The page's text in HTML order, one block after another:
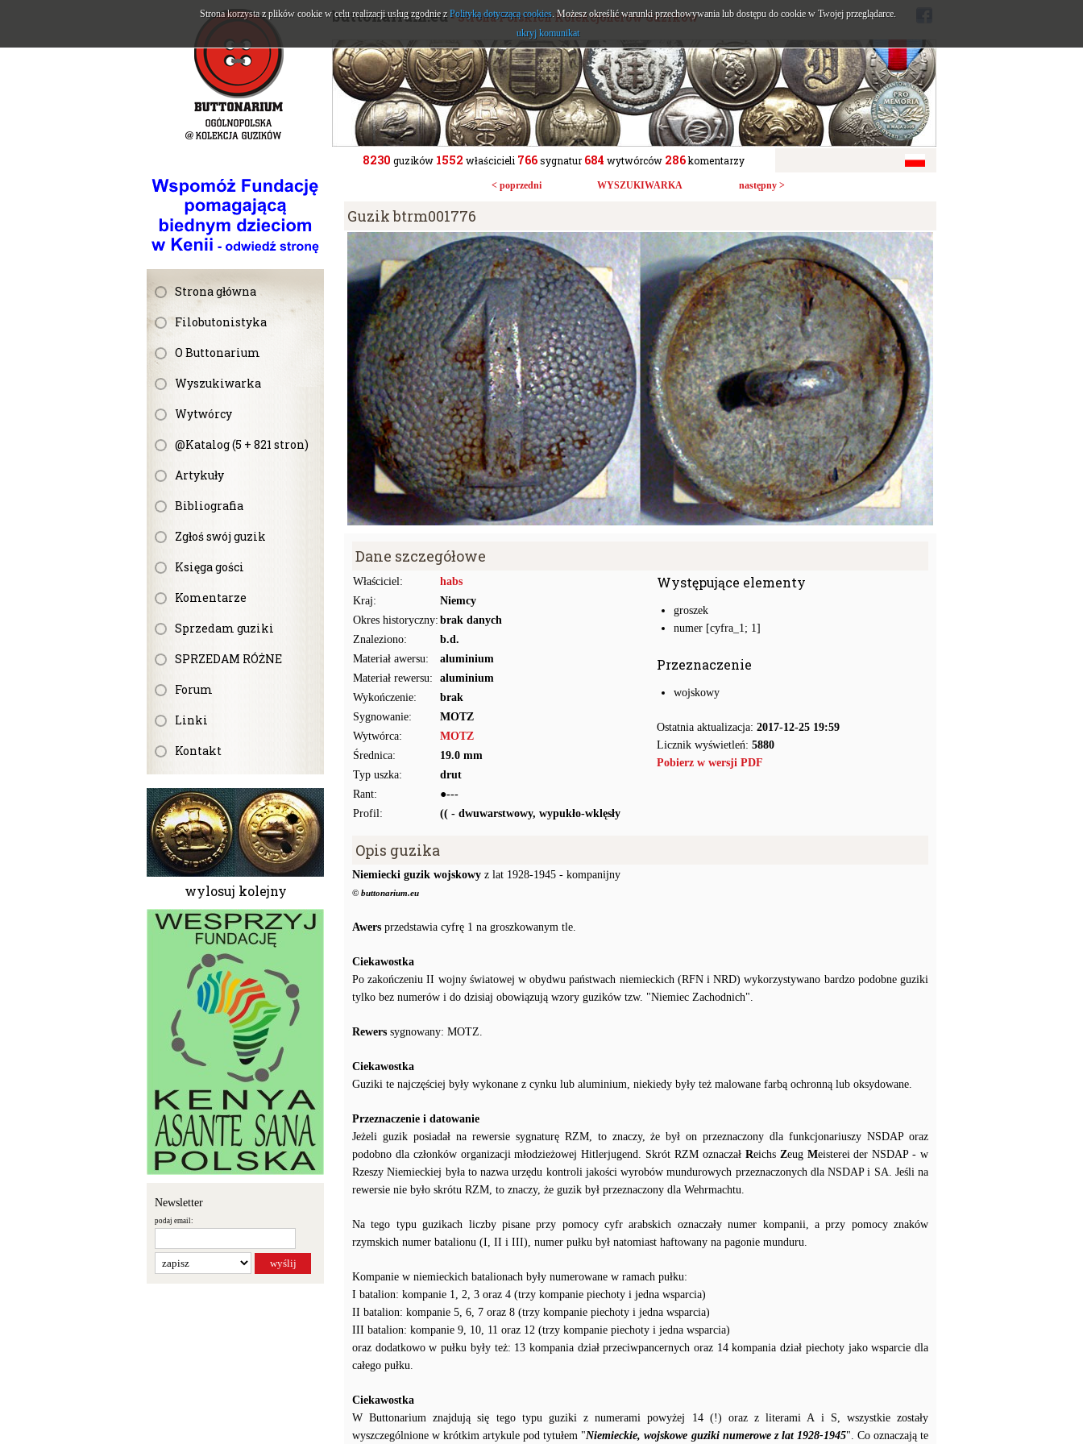
Strona główna
Filobutonistyka
O Buttonarium
Wyszukiwarka
Wytwórcy
@Katalog (5 + 821 stron)
Artykuły
Bibliografia
Zgłoś swój guzik
Księga gości
Komentarze
Sprzedam guziki
SPRZEDAM RÓŻNE
Forum
Linki
Kontakt
wylosuj kolejny
Newsletter
podaj email:
buttonarium.eu- Strona Polskich Kolekcjonerów Guzików
8230 guzików 1552 właścicieli 766sygnatur684 wytwórców 286komentarzy
< poprzedni WYSZUKIWARKA następny >
Guzik btrm001776
Dane szczegółowe
Właściciel:
habs
Kraj:
Niemcy
Okres historyczny: brak danych
Znaleziono:
b.d.
Materiał awersu:
aluminium
Materiał rewersu:
aluminium
Wykończenie:
brak
Sygnowanie:
MOTZ
Wytwórca:
MOTZ
Średnica:
19.0 mm
Typ uszka:
drut
Rant:
●---
Profil:
(( - dwuwarstwowy, wypukło-wklęsły
Występujące elementy
groszek
numer [cyfra_1; 1]
Przeznaczenie
wojskowy
Ostatnia aktualizacja: 2017-12-25 19:59
Licznik wyświetleń: 5880
Pobierz w wersji PDF
Opis guzika
Niemiecki guzik wojskowy z lat 1928-1945 - kompanijny
© buttonarium.eu
Awers przedstawia cyfrę 1 na groszkowanym tle.
Ciekawostka
Po zakończeniu II wojny światowej w obydwu państwach niemieckich (RFN i NRD) wykorzystywano bardzo podobne guziki
tylko bez numerów i do dzisiaj obowiązują wzory guzików tzw. "Niemiec Zachodnich".
Rewers sygnowany: MOTZ.
Ciekawostka
Guziki te najczęściej były wykonane z cynku lub aluminium, niekiedy były też malowane farbą ochronną lub oksydowane.
Przeznaczenie i datowanie
Jeżeli guzik posiadał na rewersie sygnaturę RZM, to znaczy, że był on przeznaczony dla funkcjonariuszy NSDAP oraz
podobno dla członków organizacji młodzieżowej Hitlerjugend. Skrót RZM oznaczał Reichs Zeug Meisterei der NSDAP - w
Rzeszy Niemieckiej była to nazwa urzędu kontroli jakości wyrobów mundurowych przeznaczonych dla NSDAP i SA. Jeśli na
rewersie nie było skrótu RZM, to znaczy, że guzik był przeznaczony dla Wehrmachtu.
Na tego typu guzikach liczby pisane przy pomocy cyfr arabskich oznaczały numer kompanii, a przy pomocy znaków
rzymskich numer batalionu (I, II i III), numer pułku był natomiast haftowany na pagonie munduru.
Kompanie w niemieckich batalionach były numerowane w ramach pułku:
I batalion: kompanie 1, 2, 3 oraz 4 (trzy kompanie piechoty i jedna wsparcia)
II batalion: kompanie 5, 6, 7 oraz 8 (trzy kompanie piechoty i jedna wsparcia)
III batalion: kompanie 9, 10, 11 oraz 12 (trzy kompanie piechoty i jedna wsparcia)
oraz dodatkowo w pułku były też: 13 kompania dział przeciwpancernych oraz 14 kompania dział piechoty jako wsparcie dla
całego pułku.
Ciekawostka
W Buttonarium znajdują się tego typu guziki z numerami powyżej 14 (!) oraz z literami A i S, wszystkie zostały
wyszczególnione w krótkim artykule pod tytułem "Niemieckie, wojskowe guziki numerowe z lat 1928-1945". Co oznaczają te
Strona korzysta z plików cookie w celu realizacji usług zgodnie z Polityką dotyczącą cookies. Możesz określić warunki przechowywania lub dostępu do cookie w Twojej przeglądarce.
ukryj komunikat